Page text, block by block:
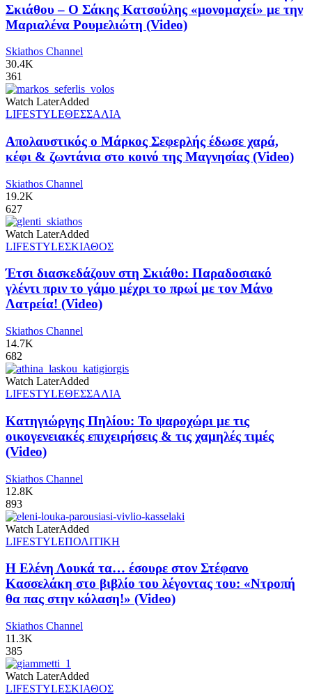
Σκιάθου – Ο Σάκης Κατσούλης «μονομαχεί» με την
Μαριαλένα Ρουμελιώτη (Video)
Skiathos Channel
30.4K
361
Watch LaterAdded
LIFESTYLEΘΕΣΣΑΛΙΑ
Απολαυστικός ο Μάρκος Σεφερλής έδωσε χαρά,
κέφι & ζωντάνια στο κοινό της Μαγνησίας (Video)
Skiathos Channel
19.2K
627
Watch LaterAdded
LIFESTYLEΣΚΙΑΘΟΣ
Έτσι διασκεδάζουν στη Σκιάθο: Παραδοσιακό
γλέντι πριν το γάμο μέχρι το πρωί με τον Μάνο
Λατρεία! (Video)
Skiathos Channel
14.7K
682
Watch LaterAdded
LIFESTYLEΘΕΣΣΑΛΙΑ
Κατηγιώργης Πηλίου: Το ψαροχώρι με τις
οικογενειακές επιχειρήσεις & τις χαμηλές τιμές
(Video)
Skiathos Channel
12.8K
893
Watch LaterAdded
LIFESTYLEΠΟΛΙΤΙΚΗ
Η Ελένη Λουκά τα… έσουρε στον Στέφανο
Κασσελάκη στο βιβλίο του λέγοντας του: «Ντροπή
θα πας στην κόλαση!» (Video)
Skiathos Channel
11.3K
385
Watch LaterAdded
LIFESTYLEΣΚΙΑΘΟΣ